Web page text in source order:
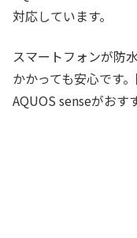
対応しています。
スマートフォンが防
かかっても安心です
AQUOS senseがおす